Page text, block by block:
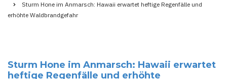
Sturm Hone im Anmarsch: Hawaii erwartet heftige Regenfälle und
erhöhte Waldbrandgefahr
Sturm Hone im Anmarsch: Hawaii erwartet
heftige Regenfälle und erhöhte